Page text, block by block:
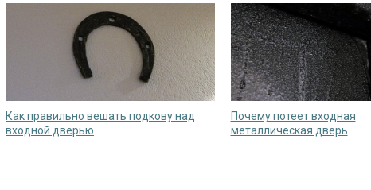
Как правильно вешать подкову над
входной дверью
Почему потеет входная
металлическая дверь